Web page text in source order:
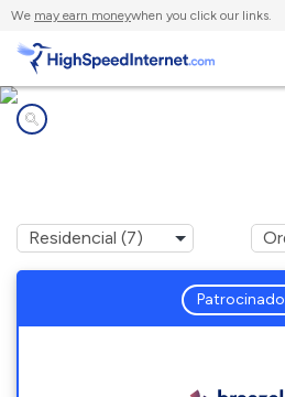
We may earn moneywhen you click our links.
Patrocinado